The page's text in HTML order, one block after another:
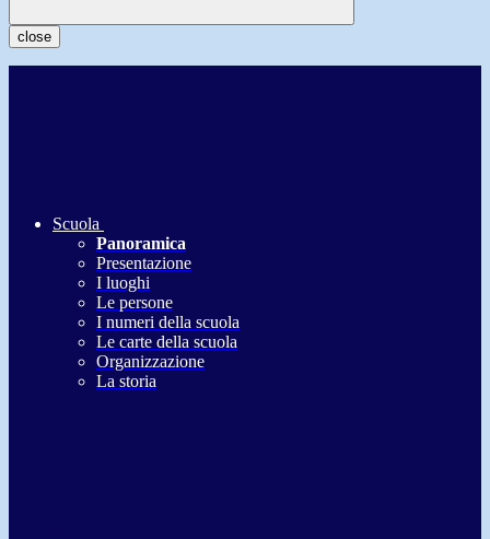
close
Scuola
Panoramica
Presentazione
I luoghi
Le persone
I numeri della scuola
Le carte della scuola
Organizzazione
La storia